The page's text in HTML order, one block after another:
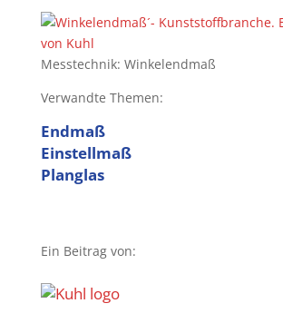
Messtechnik: Winkelendmaß
Verwandte Themen:
Endmaß
Einstellmaß
Planglas
Ein Beitrag von: